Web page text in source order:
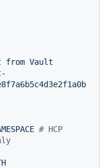
from Vault
# HCP